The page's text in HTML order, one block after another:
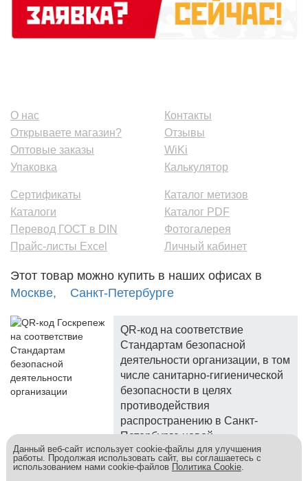
О нас
Открываете магазин?
Оптовые заказы
Упаковка
Контакты
Отзывы
WiKi
Калькулятор
Сертификаты
Каталоги
Перевод ГОСТ в DIN
Прайс-листы Excel
Каталог метизов
Каталог PDF
Фотогалерея
Личный кабинет
Этот товар можно купить в наших офисах в
Москве,
Санкт-Петербурге
QR-код на соответствие
Стандартам безопасной
деятельности организации, в том
числе санитарно-гигиенической
безопасности в целях
противодействия
распространению в Санкт-
Петербурге новой
коронавирусной инфекции.
Данный веб-сайт использует cookie-файлы для улучшения
работы. Продолжая использовать сайт, вы соглашаетесь с
использованием нами cookie-файлов Политика Cookie.